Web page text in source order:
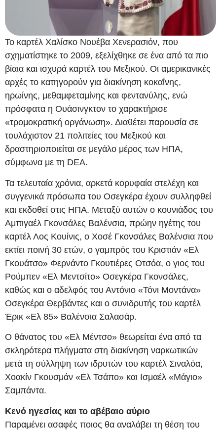
Το καρτέλ Χαλίσκο Νουέβα Χενερασιόν, που
σχηματίστηκε το 2009, εξελίχθηκε σε ένα από τα πιο
βίαια και ισχυρά καρτέλ του Μεξικού. Οι αμερικανικές
αρχές το κατηγορούν για διακίνηση κοκαΐνης,
ηρωίνης, μεθαμφεταμίνης και φεντανύλης, ενώ
πρόσφατα η Ουάσινγκτον το χαρακτήρισε
«τρομοκρατική οργάνωση». Διαθέτει παρουσία σε
τουλάχιστον 21 πολιτείες του Μεξικού και
δραστηριοποιείται σε μεγάλο μέρος των ΗΠΑ,
σύμφωνα με τη DEA.
Τα τελευταία χρόνια, αρκετά κορυφαία στελέχη και
συγγενικά πρόσωπα του Οσεγκέρα έχουν συλληφθεί
και εκδοθεί στις ΗΠΑ. Μεταξύ αυτών ο κουνιάδος του
Αμπιγαέλ Γκονσάλες Βαλένσια, πρώην ηγέτης του
καρτέλ Λος Κουίνις, ο Χοσέ Γκονσάλες Βαλένσια που
εκτίει ποινή 30 ετών, ο γαμπρός του Κριστιάν «Ελ
Γκουάτσο» Φερνάντο Γκουτιέρες Οτσόα, ο γιος του
Ρούμπεν «Ελ Μεντσίτο» Οσεγκέρα Γκονσάλες,
καθώς και ο αδελφός του Αντόνιο «Τόνι Μοντάνα»
Οσεγκέρα Θερβάντες και ο συνιδρυτής του καρτέλ
Έρικ «Ελ 85» Βαλένσια Σαλασάρ.
Ο θάνατος του «Ελ Μέντσο» θεωρείται ένα από τα
σκληρότερα πλήγματα στη διακίνηση ναρκωτικών
μετά τη σύλληψη των ιδρυτών του καρτέλ Σιναλόα,
Χοακίν Γκουσμάν «Ελ Τσάπο» και Ισμαέλ «Μάγιο»
Σαμπάντα.
Κενό ηγεσίας και το αβέβαιο αύριο
Παραμένει ασαφές ποιος θα αναλάβει τη θέση του